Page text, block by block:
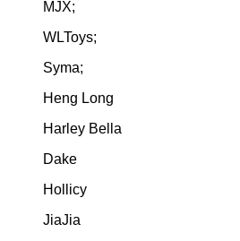
MJX;
WLToys;
Syma;
Heng Long
Harley Bella
Dake
Hollicy
JiaJia